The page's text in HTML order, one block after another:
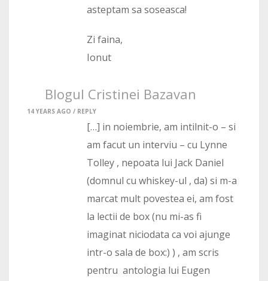
asteptam sa soseasca!
Zi faina,
Ionut
Blogul Cristinei Bazavan
14 YEARS AGO / REPLY
[…] in noiembrie, am intilnit-o – si
am facut un interviu – cu Lynne
Tolley , nepoata lui Jack Daniel
(domnul cu whiskey-ul , da) si m-a
marcat mult povestea ei, am fost
la lectii de box (nu mi-as fi
imaginat niciodata ca voi ajunge
intr-o sala de box:) ) , am scris
pentru antologia lui Eugen